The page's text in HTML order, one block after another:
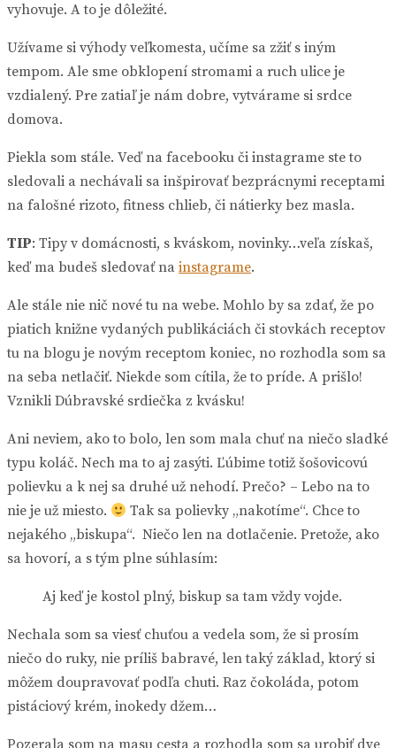
vyhovuje. A to je dôležité.
Užívame si výhody veľkomesta, učíme sa zžiť s iným
tempom. Ale sme obklopení stromami a ruch ulice je
vzdialený. Pre zatiaľ je nám dobre, vytvárame si srdce
domova.
Piekla som stále. Veď na facebooku či instagrame ste to
sledovali a nechávali sa inšpirovať bezprácnymi receptami
na falošné rizoto, fitness chlieb, či nátierky bez masla.
TIP: Tipy v domácnosti, s kváskom, novinky…veľa získaš,
keď ma budeš sledovať na instagrame.
Ale stále nie nič nové tu na webe. Mohlo by sa zdať, že po
piatich knižne vydaných publikáciách či stovkách receptov
tu na blogu je novým receptom koniec, no rozhodla som sa
na seba netlačiť. Niekde som cítila, že to príde. A prišlo!
Vznikli Dúbravské srdiečka z kvásku!
Ani neviem, ako to bolo, len som mala chuť na niečo sladké
typu koláč. Nech ma to aj zasýti. Ľúbime totiž šošovicovú
polievku a k nej sa druhé už nehodí. Prečo? – Lebo na to
nie je už miesto.
Tak sa polievky „nakotíme“. Chce to
nejakého „biskupa“. Niečo len na dotlačenie. Pretože, ako
sa hovorí, a s tým plne súhlasím:
Aj keď je kostol plný, biskup sa tam vždy vojde.
Nechala som sa viesť chuťou a vedela som, že si prosím
niečo do ruky, nie príliš babravé, len taký základ, ktorý si
môžem doupravovať podľa chuti. Raz čokoláda, potom
pistáciový krém, inokedy džem…